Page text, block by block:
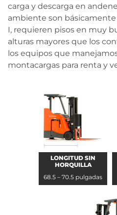
carga y descarga en
ambiente son básicamente
I, requieren pisos en muy
alturas mayores que los
los equipos que
montacargas para renta y
LONGITUD SIN
HORQUILLA
68.5 – 70.5 pulgadas